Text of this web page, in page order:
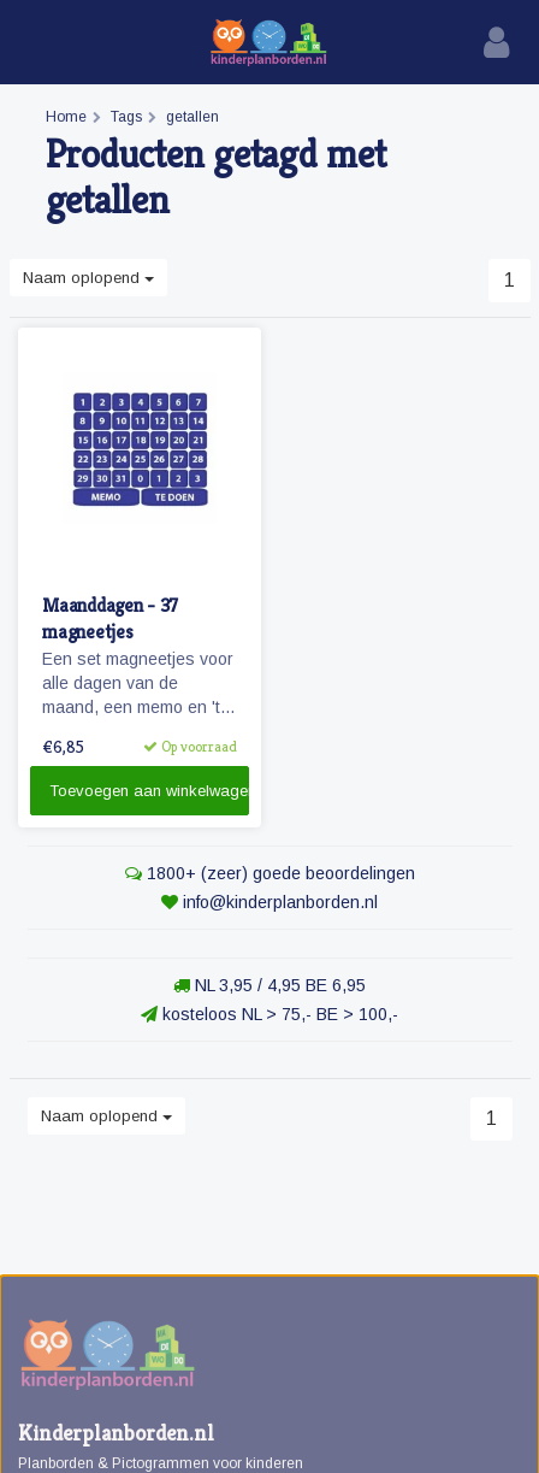
Home Tags getallen
Producten getagd met
getallen
Naam oplopend 1
Maanddagen - 37
magneetjes
Een set magneetjes voor
alle dagen van de
maand, een memo en 'te
extra getallen.
€6,85 Op voorraad
Toevoegen aan winkelwagen
1800+ (zeer) goede beoordelingen
info@kinderplanborden.nl
NL 3,95 / 4,95 BE 6,95
kosteloos NL > 75,- BE > 100,-
Naam oplopend 1
Kinderplanborden.nl
Planborden & Pictogrammen voor kinderen